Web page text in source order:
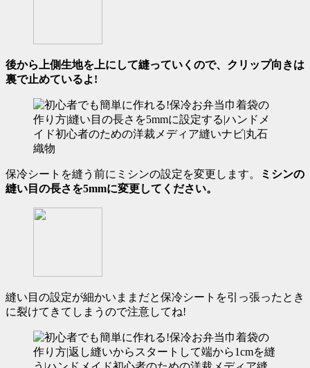
後から上側生地を上にして縫っていくので、クリップ向きは
裏で止めているよ!
保冷シートを縫う前にミシンの設定を変更します。
ミシンの
縫い目の長さを5mmに変更してください。
縫い目の設定が細かいままだと保冷シートを引っ張ったとき
に裂けてきてしまうので注意してね!